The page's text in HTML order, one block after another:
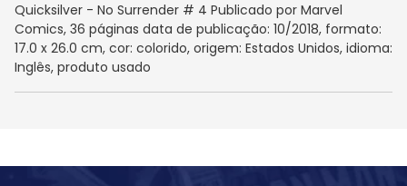
Quicksilver - No Surrender # 4 Publicado por Marvel
Comics, 36 páginas data de publicação: 10/2018, formato:
17.0 x 26.0 cm, cor: colorido, origem: Estados Unidos, idioma:
Inglês, produto usado